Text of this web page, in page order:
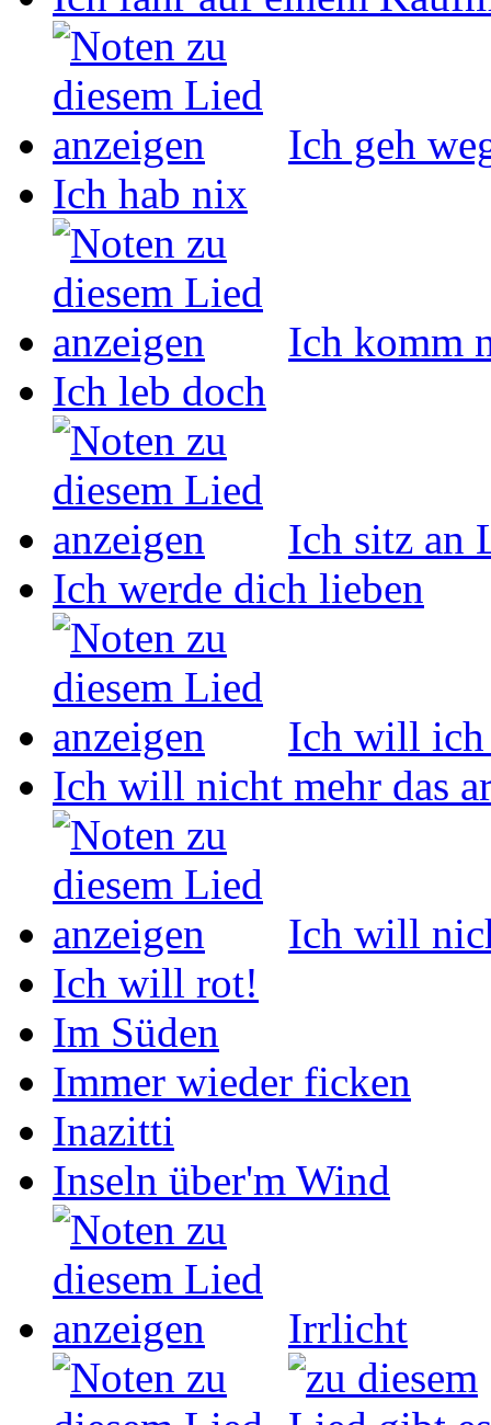
Ich geh
Ich hab nix
Ich komm
Ich leb doch
Ich sitz an
Ich werde dich lieben
Ich will ich
Ich will nicht mehr das
Ich will
Ich will rot!
Im Süden
Immer wieder ficken
Inazitti
Inseln über'm Wind
Irrlicht